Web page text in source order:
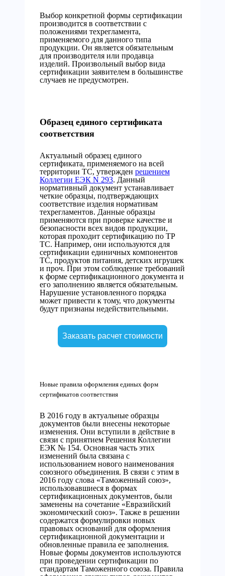
Выбор конкретной формы сертификации
производится в соответствии с
положениями техрегламента,
применяемого для данного типа
продукции. Он является обязательным
для производителя или продавца
изделий. Произвольный выбор вида
сертификации заявителем в большинстве
случаев не предусмотрен.
Образец единого сертификата
соответствия
Актуальный образец единого
сертификата, применяемого на всей
территории ТС, утвержден решением
Коллегии ЕЭК N 293. Данный
нормативный документ устанавливает
четкие образцы, подтверждающих
соответствие изделия нормативам
техрегламентов. Данные образцы
применяются при проверке качестве и
безопасности всех видов продукции,
которая проходит сертификацию по ТР
ТС. Например, они используются для
сертификации единичных компонентов
ТС, продуктов питания, детских игрушек
и проч. При этом соблюдение требований
к форме сертификационного документа и
его заполнению является обязательным.
Нарушение установленного порядка
может привести к тому, что документы
будут признаны недействительными.
Заказать расчет стоимости
Новые правила оформления единых форм
сертификатов соответствия
В 2016 году в актуальные образцы
документов были внесены некоторые
изменения. Они вступили в действие в
связи с принятием Решения Коллегии
ЕЭК № 154. Основная часть этих
изменений была связана с
использованием нового наименования
союзного объединения. В связи с этим в
2016 году слова «Таможенный союз»,
использовавшиеся в формах
сертификационных документов, были
заменены на сочетание «Евразийский
экономический союз». Также в решении
содержатся формулировки новых
правовых оснований для оформления
сертификационной документации и
обновленные правила ее заполнения.
Новые формы документов используются
при проведении сертификации по
стандартам Таможенного союза. Правила